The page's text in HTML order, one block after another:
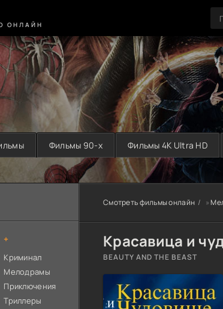
ОНЛАЙН
Фильмы 90-х Фильмы 4K Ultra HD
Смотреть фильмы онлайн »
Красавица и
BEAUTY AND THE BEAST
+
Криминал
Мелодрамы
Приключения
Триллеры